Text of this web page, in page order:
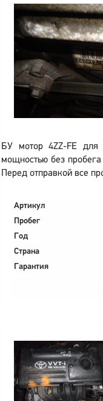
БУ мотор 4ZZ-FE для
мощностью без
Перед отправкой все
Артикул
Пробег
Год
Страна
Гарантия